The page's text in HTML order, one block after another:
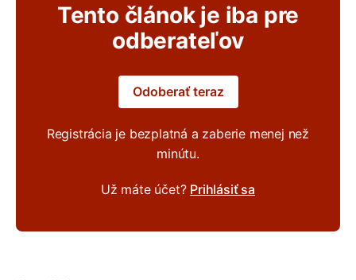
Tento článok je iba pre
odberateľov
Odoberať teraz
Registrácia je bezplatná a zaberie menej než
minútu.
Už máte účet? Prihlásiť sa